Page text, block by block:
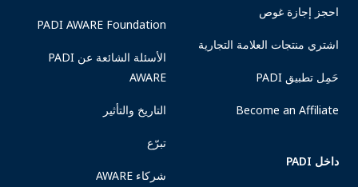
احجز إجازة غوص
اشتري منتجات العلامة التجارية
حَمِل تطبيق PADI
Become an Affiliate
داخل PADI
PADI AWARE Foundation
الأسئلة الشائعة عن PADI
AWARE
التاريخ والتأثير
تبرّع
شركاء AWARE